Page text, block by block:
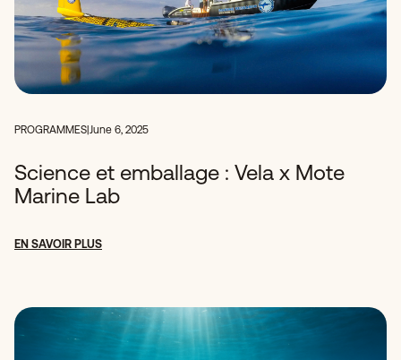
PROGRAMMES June 6, 2025
Science et emballage : Vela x Mote
Marine Lab
EN SAVOIR PLUS